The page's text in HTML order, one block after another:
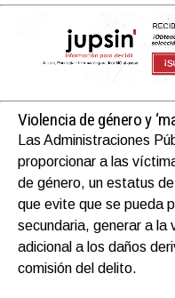
Violencia de género y
Las Administraciones
proporcionar a las
de género, un estatus
que evite que se pueda
secundaria, generar a la
adicional a los daños
comisión del delito.